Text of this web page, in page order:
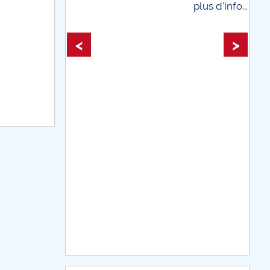
plus
< >